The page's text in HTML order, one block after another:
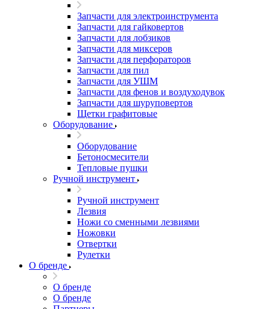
Запчасти для электроинструмента
Запчасти для гайковертов
Запчасти для лобзиков
Запчасти для миксеров
Запчасти для перфораторов
Запчасти для пил
Запчасти для УШМ
Запчасти для фенов и воздуходувок
Запчасти для шуруповертов
Щетки графитовые
Оборудование
Оборудование
Бетоносмесители
Тепловые пушки
Ручной инструмент
Ручной инструмент
Лезвия
Ножи со сменными лезвиями
Ножовки
Отвертки
Рулетки
О бренде
О бренде
О бренде